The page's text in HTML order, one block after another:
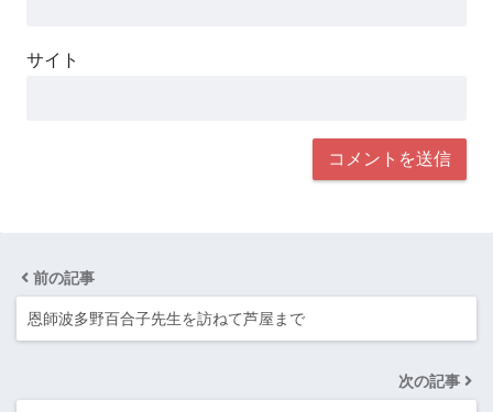
サイト
前の記事
恩師波多野百合子先生を訪ねて芦屋まで
次の記事